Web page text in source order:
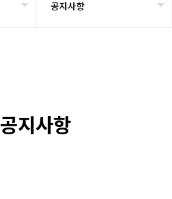
공지사항
공지사항